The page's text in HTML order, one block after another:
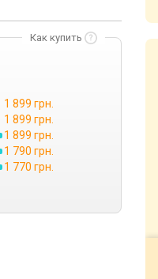
Как купить
1 899 грн.
1 899 грн.
1 899 грн.
1 790 грн.
1 770 грн.